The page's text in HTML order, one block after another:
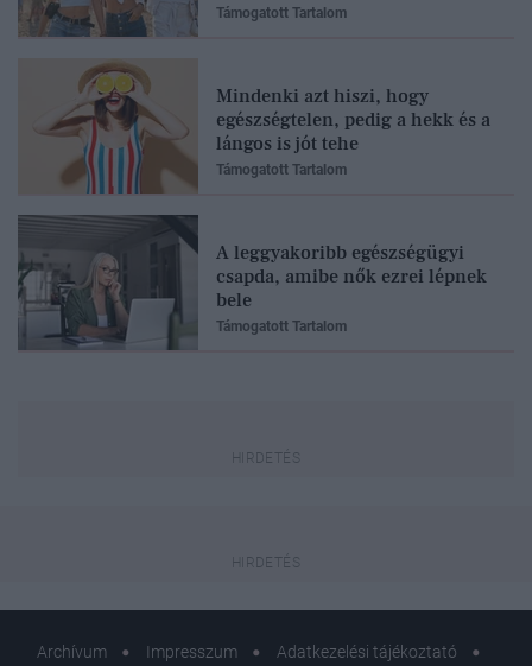
Támogatott Tartalom
Mindenki azt hiszi, hogy
egészségtelen, pedig a hekk és a
lángos is jót tehe
Támogatott Tartalom
A leggyakoribb egészségügyi
csapda, amibe nők ezrei lépnek
bele
Támogatott Tartalom
Archívum Impresszum
Adatkezelési tájékoztató